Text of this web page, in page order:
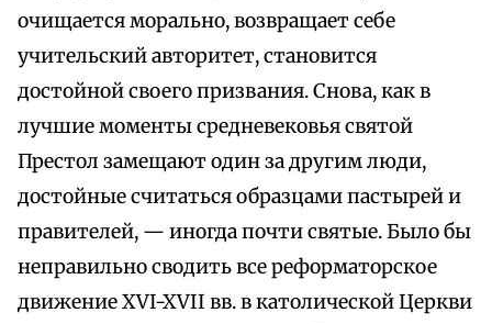
очищается морально, возвращает себе
учительский авторитет, становится
достойной своего призвания. Снова, как в
лучшие моменты средневековья святой
Престол замещают один за другим люди,
достойные считаться образцами пастырей и
правителей, — иногда почти святые. Было бы
неправильно сводить все реформаторское
движение XVI-XVII вв. в католической Церкви